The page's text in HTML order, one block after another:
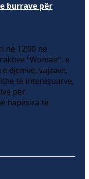
burrave për
në 12:00 në
“Womair”, e
djemve, vajzave,
të interesuarve,
për
hapësira të